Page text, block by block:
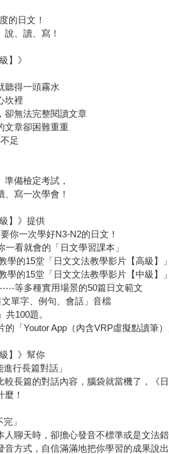
的日文！
、讀、寫！
】》
聽得一頭霧水
坎裡
卻無法完整閱讀文章
文章卻困難重重
足
備檢定考試，
寫一次學會！
】》提供
你一次學好N3-N2的日文！
一看就會的「日文學習課本」
學的15堂「日文文法教學影片【高級】
學的15堂「日文文法教學影片【中級】
等多種實用場景的50篇日文範文
單字、例句、會話」音檔
100題。
「Youtor App（內含VRP虛擬點讀筆）
】》幫你
行長篇對話」
長篇的對話內容，腦袋就當機了，《
！
」
聊天時，卻擔心發音不標準或是文法
方式，自信滿滿地把你學習的成果說出